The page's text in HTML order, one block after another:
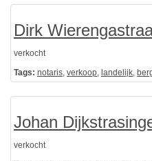
Dirk
verkocht
Tags: notaris, verkoop, landelijk,
Johan
verkocht